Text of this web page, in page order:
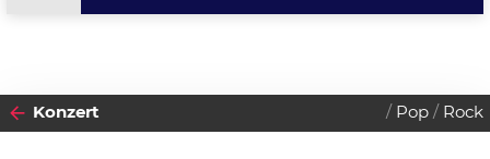
Konzert Pop Rock